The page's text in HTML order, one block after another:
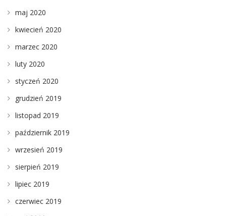
maj 2020
kwiecień 2020
marzec 2020
luty 2020
styczeń 2020
grudzień 2019
listopad 2019
październik 2019
wrzesień 2019
sierpień 2019
lipiec 2019
czerwiec 2019